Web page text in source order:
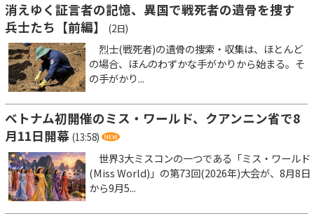
消えゆく証言者の記憶、異国で戦死者の遺骨を捜す
兵士たち【前編】
(2日)
烈士(戦死者)の遺骨の捜索・収集は、ほとんど
の場合、ほんのわずかな手がかりから始まる。そ
の手がかり...
ベトナム初開催のミス・ワールド、クアンニン省で8
月11日開幕 (13:58)
世界3大ミスコンの一つである「ミス・ワールド
(Miss World)」の第73回(2026年)大会が、8月8日
から9月5...